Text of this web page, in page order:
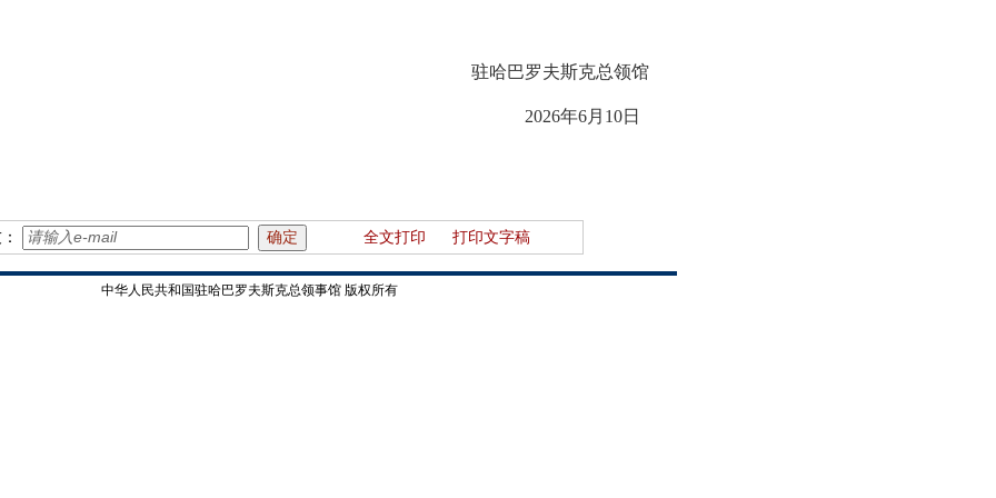
驻哈巴罗夫斯克总领馆
2026年6月10日
全文打印 打印文字稿
中华人民共和国驻哈巴罗夫斯克总领事馆 版权所有